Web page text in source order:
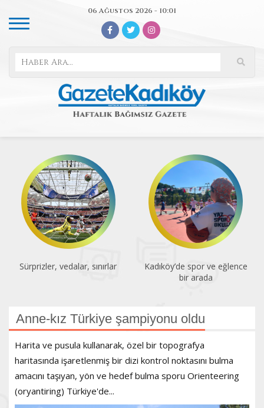
06 Ağustos 2026 - 10:01
Sürprizler, vedalar, sınırlar
Kadıköy’de spor ve eğlence
bir arada
Anne-kız Türkiye şampiyonu oldu
Harita ve pusula kullanarak, özel bir topografya
haritasında işaretlenmiş bir dizi kontrol noktasını bulma
amacını taşıyan, yön ve hedef bulma sporu Orienteering
(oryantiring) Türkiye'de...